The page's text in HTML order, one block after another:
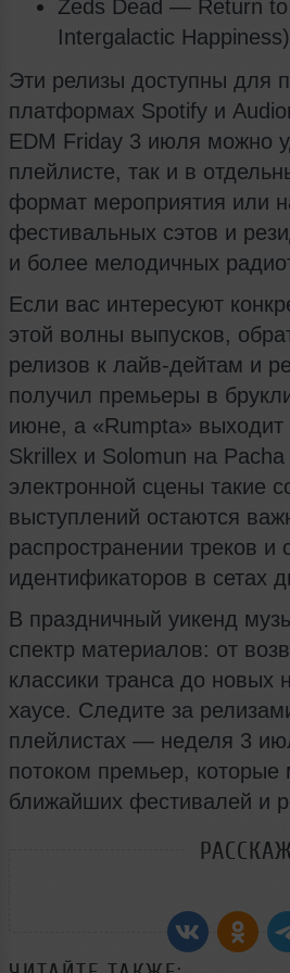
Zeds Dead — Return
Intergalactic
Эти релизы доступны для
платформах Spotify и
EDM Friday 3 июля можно
плейлисте, так и в
формат мероприятия или
фестивальных сэтов и
и более мелодичных
Если вас интересуют
этой волны выпусков,
релизов к лайв-дейтам и
получил премьеры в
июне, а «Rumpta» выходит
Skrillex и Solomun на
электронной сцены такие
выступлений остаются
распространении треков и
идентификаторов в сетах
В праздничный уикенд
спектр материалов: от
классики транса до новых
хаусе. Следите за
плейлистах — неделя 3
потоком премьер, которые
ближайших фестивалей и